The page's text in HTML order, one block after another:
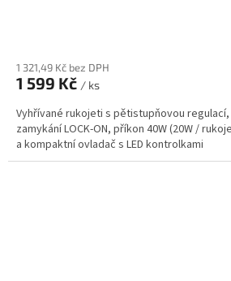
1 321,49 Kč bez DPH
1 599 Kč / ks
Vyhřívané rukojeti s pětistupňovou
zamykání LOCK-ON, příkon 40W (20W /
a kompaktní ovladač s LED kontrolkami